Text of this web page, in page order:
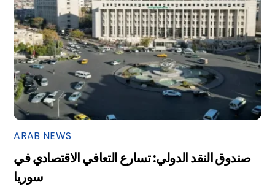
ARAB NEWS
صندوق النقد الدولي: تسارع التعافي الاقتصادي في
سوريا